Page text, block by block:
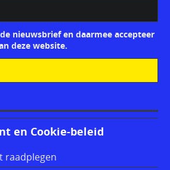
nieuwsbrief en daarmee accepteer
deze website.
en Cookie-beleid
raadplegen